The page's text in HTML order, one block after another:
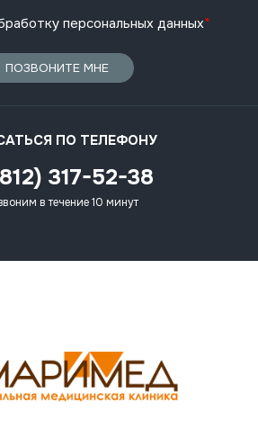
персональных данных*
ПОЗВОНИТЕ МНЕ
ПО ТЕЛЕФОНУ
317-52-38
в течение 10 минут